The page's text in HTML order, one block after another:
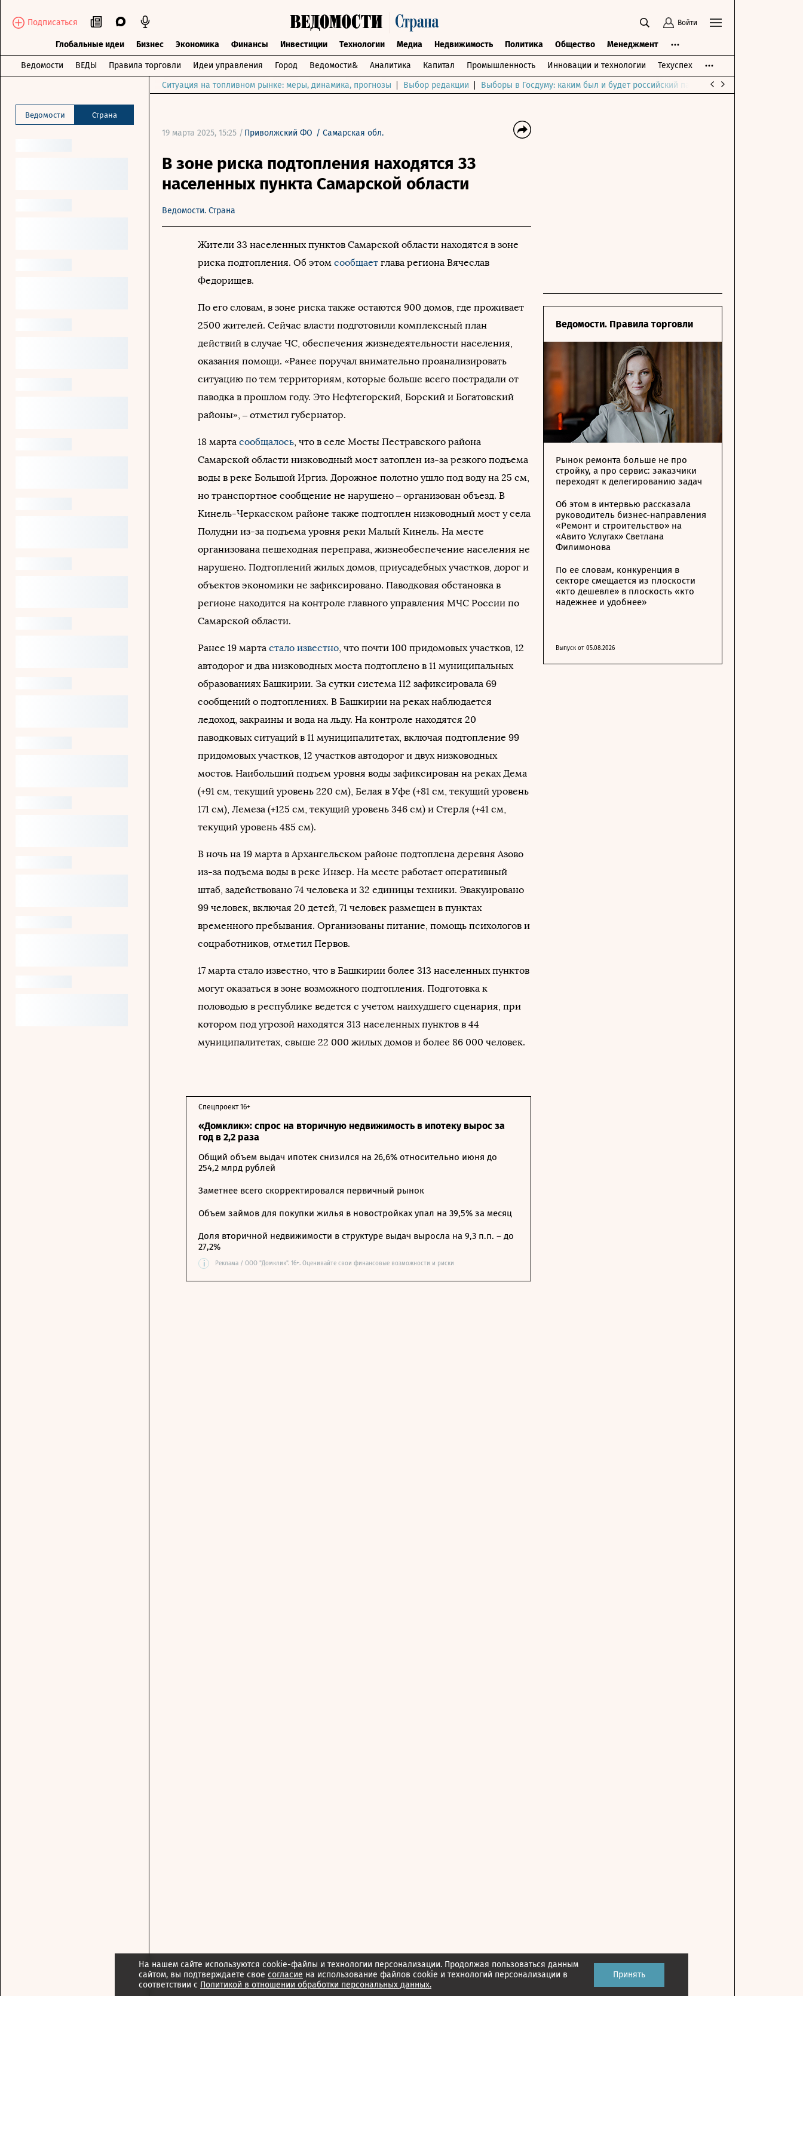
На нашем сайте используются cookie-файлы и технологии персонализации. Продолжая пользоваться данным
сайтом, вы подтверждаете свое согласие на использование файлов cookie и технологий персонализации в
соответствии с Политикой в отношении обработки персональных данных.
Принять
Подписаться Войти
Глобальные идеи Бизнес Экономика Финансы Инвестиции Технологии Медиа Недвижимость Политика Общество Менеджмент
Ведомости ВЕДЫ Правила торговли Идеи управления Город Ведомости& Аналитика Капитал Промышленность Инновации и технологии Техуспех
Ведомости Страна
Ситуация на топливном рынке: меры, динамика, прогнозы Выбор редакции Выборы в Госдуму: каким был и будет российский парламент
19 марта 2025, 15:25 / Приволжский ФО / Самарская обл.
В зоне риска подтопления находятся 33
населенных пункта Самарской области
Ведомости. Страна
Жители 33 населенных пунктов Самарской области находятся в зоне
риска подтопления. Об этом сообщает глава региона Вячеслав
Федорищев.
По его словам, в зоне риска также остаются 900 домов, где проживает
2500 жителей. Сейчас власти подготовили комплексный план
действий в случае ЧС, обеспечения жизнедеятельности населения,
оказания помощи. «Ранее поручал внимательно проанализировать
ситуацию по тем территориям, которые больше всего пострадали от
паводка в прошлом году. Это Нефтегорский, Борский и Богатовский
районы», – отметил губернатор.
18 марта сообщалось, что в селе Мосты Пестравского района
Самарской области низководный мост затоплен из-за резкого подъема
воды в реке Большой Иргиз. Дорожное полотно ушло под воду на 25 см,
но транспортное сообщение не нарушено – организован объезд. В
Кинель-Черкасском районе также подтоплен низководный мост у села
Полудни из-за подъема уровня реки Малый Кинель. На месте
организована пешеходная переправа, жизнеобеспечение населения не
нарушено. Подтоплений жилых домов, приусадебных участков, дорог и
объектов экономики не зафиксировано. Паводковая обстановка в
регионе находится на контроле главного управления МЧС России по
Самарской области.
Ранее 19 марта стало известно, что почти 100 придомовых участков, 12
автодорог и два низководных моста подтоплено в 11 муниципальных
образованиях Башкирии. За сутки система 112 зафиксировала 69
сообщений о подтоплениях. В Башкирии на реках наблюдается
ледоход, закраины и вода на льду. На контроле находятся 20
паводковых ситуаций в 11 муниципалитетах, включая подтопление 99
придомовых участков, 12 участков автодорог и двух низководных
мостов. Наибольший подъем уровня воды зафиксирован на реках Дема
(+91 см, текущий уровень 220 см), Белая в Уфе (+81 см, текущий уровень
171 см), Лемеза (+125 см, текущий уровень 346 см) и Стерля (+41 см,
текущий уровень 485 см).
В ночь на 19 марта в Архангельском районе подтоплена деревня Азово
из-за подъема воды в реке Инзер. На месте работает оперативный
штаб, задействовано 74 человека и 32 единицы техники. Эвакуировано
99 человек, включая 20 детей, 71 человек размещен в пунктах
временного пребывания. Организованы питание, помощь психологов и
соцработников, отметил Первов.
17 марта стало известно, что в Башкирии более 313 населенных пунктов
могут оказаться в зоне возможного подтопления. Подготовка к
половодью в республике ведется с учетом наихудшего сценария, при
котором под угрозой находятся 313 населенных пунктов в 44
муниципалитетах, свыше 22 000 жилых домов и более 86 000 человек.
«Домклик»: спрос на вторичную недвижимость в ипотеку вырос за
год в 2,2 раза
Спецпроект 16+
Общий объем выдач ипотек снизился на 26,6% относительно июня до
254,2 млрд рублей
Заметнее всего скорректировался первичный рынок
Объем займов для покупки жилья в новостройках упал на 39,5% за месяц
Доля вторичной недвижимости в структуре выдач выросла на 9,3 п.п. – до
27,2%
i Реклама / ООО "Домклик". 16+. Оценивайте свои финансовые возможности и риски
Ведомости. Правила торговли
Рынок ремонта больше не про
стройку, а про сервис: заказчики
переходят к делегированию задач
Об этом в интервью рассказала
руководитель бизнес-направления
«Ремонт и строительство» на
«Авито Услугах» Светлана
Филимонова
По ее словам, конкуренция в
секторе смещается из плоскости
«кто дешевле» в плоскость «кто
надежнее и удобнее»
Выпуск от 05.08.2026